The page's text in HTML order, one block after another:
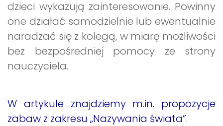
dzieci wykazują zainteresowanie. Powinny
one działać samodzielnie lub ewentualnie
naradzać się z kolegą, w miarę możliwości
bez bezpośredniej pomocy ze strony
nauczyciela.
W artykule znajdziemy m.in. propozycje
zabaw z zakresu „Nazywania świata”.